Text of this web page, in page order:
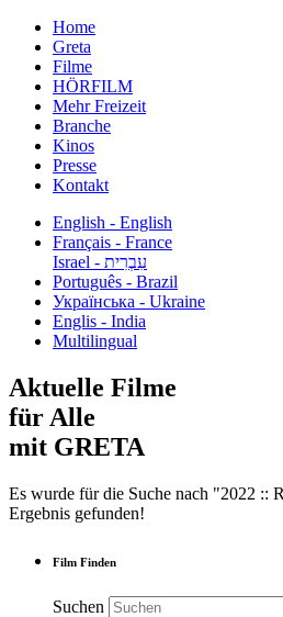
Home
Greta
Filme
HÖRFILM
Mehr Freizeit
Branche
Kinos
Presse
Kontakt
English - English
Français - France
עִבְרִית - Israel
Português - Brazil
Українська - Ukraine
Englis - India
Multilingual
Aktuelle Filme
für Alle
mit GRETA
Es wurde für die Suche nach "2022 ::
Ergebnis gefunden!
Film Finden
Suchen